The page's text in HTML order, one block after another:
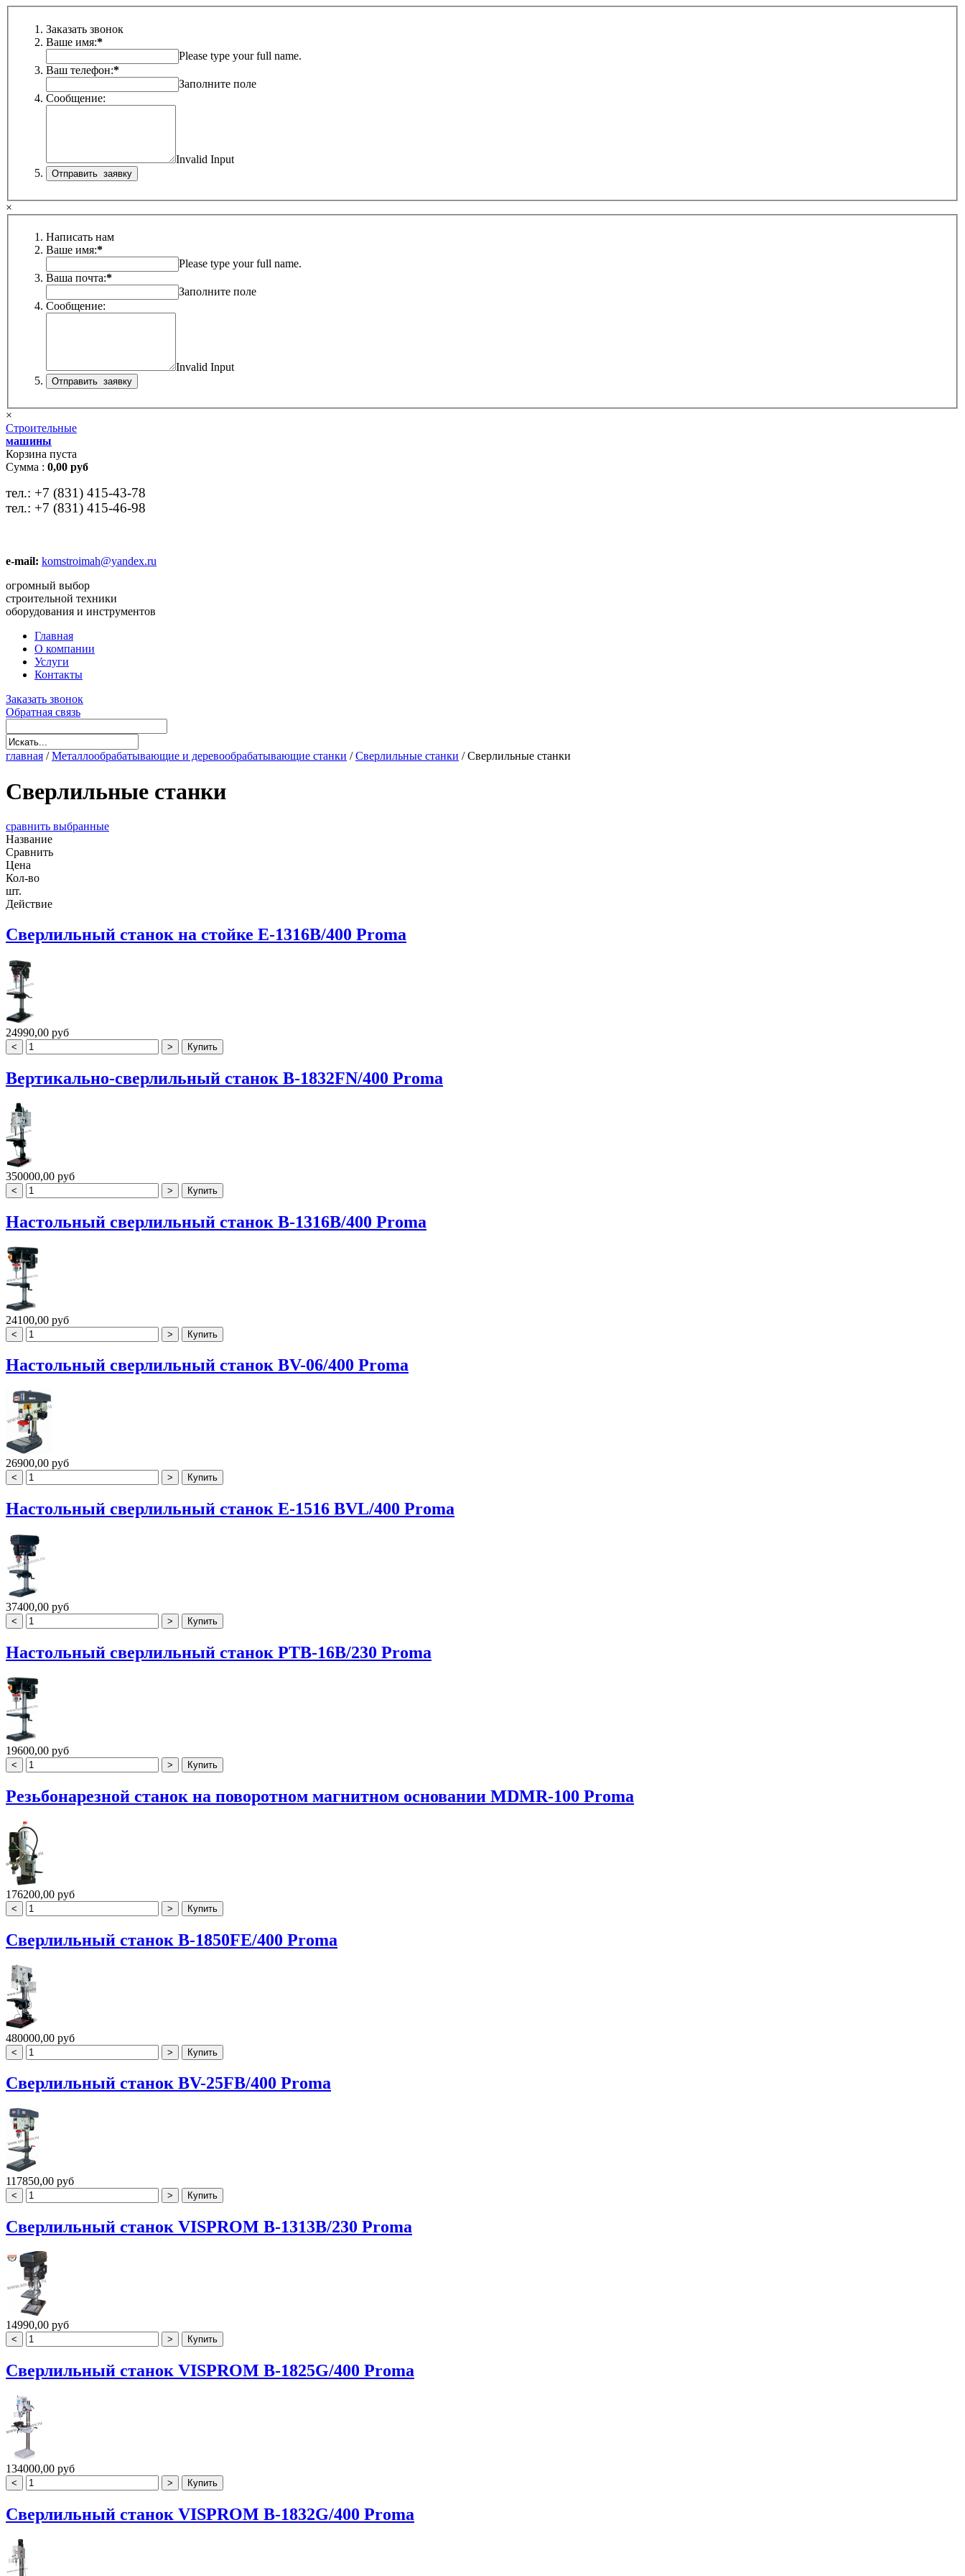
Заказать звонок
Ваше имя:*
Please type your full name.
Ваш телефон:*
Заполните поле
Сообщение:
Invalid Input
×
Написать нам
Ваше имя:*
Please type your full name.
Ваша почта:*
Заполните поле
Сообщение:
Invalid Input
×
Строительные
машины
Корзина пуста
Сумма : 0,00 руб
тел.: +7 (831) 415-43-78
тел.: +7 (831) 415-46-98
e-mail: komstroimah@yandex.ru
огромный выбор
строительной техники
оборудования и инструментов
Главная
О компании
Услуги
Контакты
Заказать звонок
Обратная связь
главная /Металлообрабатывающие и деревообрабатывающие станки /Сверлильные станки /Cверлильные станки
Cверлильные станки
сравнить выбранные
Название
Сравнить
Цена
Кол-во
шт.
Действие
Cверлильный станок на стойке E-1316B/400 Proma
24990,00 руб
Вертикально-сверлильный станок B-1832FN/400 Proma
350000,00 руб
Настольный сверлильный станок B-1316B/400 Proma
24100,00 руб
Настольный сверлильный станок BV-06/400 Proma
26900,00 руб
Настольный сверлильный станок E-1516 BVL/400 Proma
37400,00 руб
Настольный сверлильный станок PTB-16B/230 Proma
19600,00 руб
Резьбонарезной станок на поворотном магнитном основании MDMR-100 Proma
176200,00 руб
Сверлильный станок B-1850FE/400 Proma
480000,00 руб
Сверлильный станок BV-25FB/400 Proma
117850,00 руб
Сверлильный станок VISPROM B-1313B/230 Proma
14990,00 руб
Сверлильный станок VISPROM B-1825G/400 Proma
134000,00 руб
Сверлильный станок VISPROM B-1832G/400 Proma